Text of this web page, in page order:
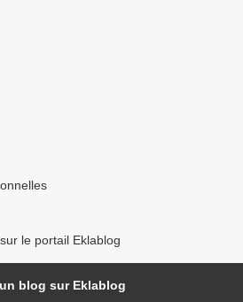
le portail Eklablog
blog sur Eklablog